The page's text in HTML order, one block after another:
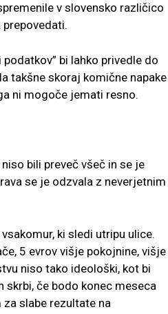
v slovensko različico
prepovedati.
bi lahko privedle do
takšne skoraj komične napake
ni mogoče jemati resno.
bili preveč všeč in se je
se je odzvala z neverjetnim
ki sledi utripu ulice.
5 evrov višje pokojnine, višje
niso tako ideološki, kot bi
če bodo konec meseca
slabe rezultate na